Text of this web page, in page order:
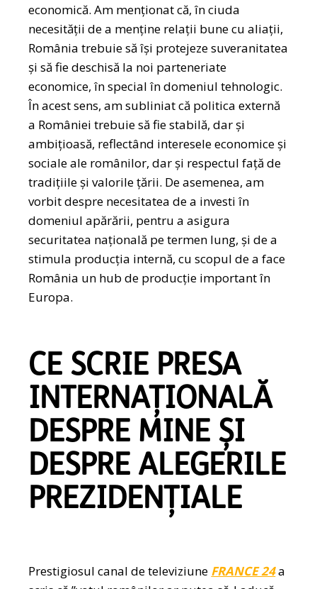
economică. Am menționat că, în ciuda
necesității de a menține relații bune cu aliații,
România trebuie să își protejeze suveranitatea
și să fie deschisă la noi parteneriate
economice, în special în domeniul tehnologic.
În acest sens, am subliniat că politica externă
a României trebuie să fie stabilă, dar și
ambițioasă, reflectând interesele economice și
sociale ale românilor, dar și respectul față de
tradițiile și valorile țării. De asemenea, am
vorbit despre necesitatea de a investi în
domeniul apărării, pentru a asigura
securitatea națională pe termen lung, și de a
stimula producția internă, cu scopul de a face
România un hub de producție important în
Europa.
CE SCRIE PRESA
INTERNAȚIONALĂ
DESPRE MINE ȘI
DESPRE ALEGERILE
PREZIDENȚIALE
Prestigiosul canal de televiziune FRANCE 24a